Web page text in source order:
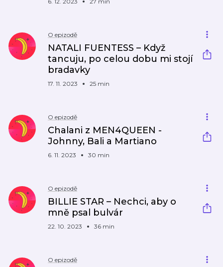
O epizodě
NATALI FUENTESS – Když
tancuju, po celou dobu mi stojí
bradavky
17. 11. 2023 25 min
O epizodě
Chalani z MEN4QUEEN -
Johnny, Bali a Martiano
6. 11. 2023 30 min
O epizodě
BILLIE STAR – Nechci, aby o
mně psal bulvár
22. 10. 2023 36 min
O epizodě